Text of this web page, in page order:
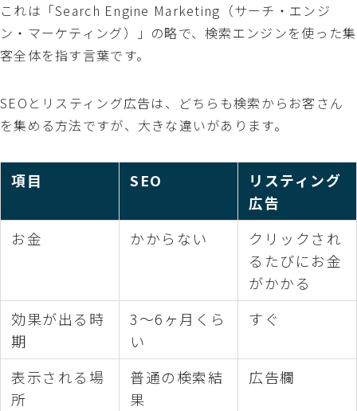
これは「Search Engine Marketing（サーチ・エンジ
ン・マーケティング）」の略で、検索エンジンを使った集
客全体を指す言葉です。
SEOとリスティング広告は、どちらも検索からお客さん
を集める方法ですが、大きな違いがあります。
項目 SEO
リスティング
広告
お金
かからない
クリックされ
るたびにお金
がかかる
効果が出る時
期
3〜6ヶ月くら
い
すぐ
表示される場
所
普通の検索結
果
広告欄